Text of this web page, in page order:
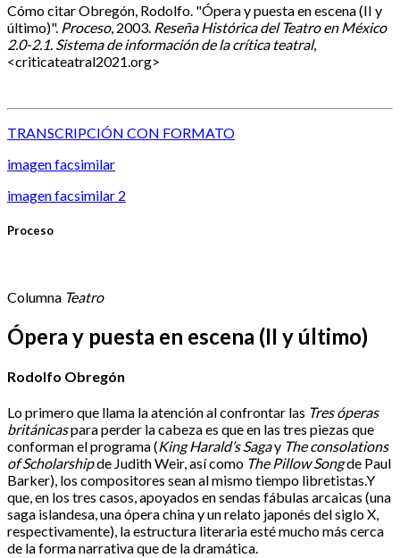
Cómo citarObregón, Rodolfo. "Ópera y puesta en escena (II y
último)". Proceso, 2003. Reseña Histórica del Teatro en México
2.0-2.1. Sistema de información de la crítica teatral,
<criticateatral2021.org>
TRANSCRIPCIÓN CON FORMATO
imagen facsimilar
imagen facsimilar 2
Proceso
Columna Teatro
Ópera y puesta en escena (II y último)
Rodolfo Obregón
Lo primero que llama la atención al confrontar las Tres óperas
británicaspara perder la cabeza es que en las tres piezas que
conforman el programa (King Harald’s Sagay The consolations
of Scholarshipde Judith Weir, así como The Pillow Songde Paul
Barker), los compositores sean al mismo tiempo libretistas.Y
que, en los tres casos, apoyados en sendas fábulas arcaicas (una
saga islandesa, una ópera china y un relato japonés del siglo X,
respectivamente), la estructura literaria esté mucho más cerca
de la forma narrativa que de la dramática.